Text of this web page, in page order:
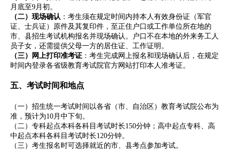
月底至9月初。
（二）现场确认 ：考生须在规定时间内持本人有效身份证（军官
证、士兵证）原件及其复印件，至正住户口或工作单位所在地的
市、县招生考试机构报名并现场确认。户口不在本地的外来务工人
员子女，还需提供父母一方的居住证、工作证明。
（三）网上打印准考证 ：考生完成网上报名和现场确认后，在规定
时间内登录各省级教育考试院官方网站打印本人准考证。
五、考试时间和地点
（一）招生统一考试时间以各省（市、自治区）教育考试院公布为
准，预计为10月中下旬。
（二）专科起点本科各科目考试时长150分钟；高中起点专科、高
中起点本科各科目考试时长120分钟。
（三）考生报名时可选择就近的市、县考点参加考试。